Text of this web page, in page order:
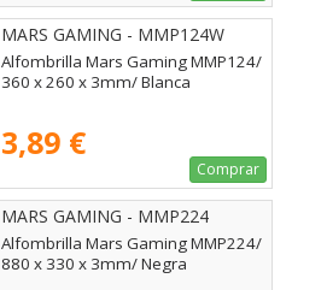
MARS GAMING - MMP124W
Alfombrilla Mars Gaming MMP124/
360 x 260 x 3mm/ Blanca
3,89 €
Comprar
MARS GAMING - MMP224
Alfombrilla Mars Gaming MMP224/
880 x 330 x 3mm/ Negra